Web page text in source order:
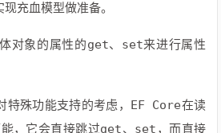
充血模型做准备。
对象的属性的get、set来进行属性
特殊功能支持的考虑，EF Core在读
能，它会直接跳过get、set，而直接